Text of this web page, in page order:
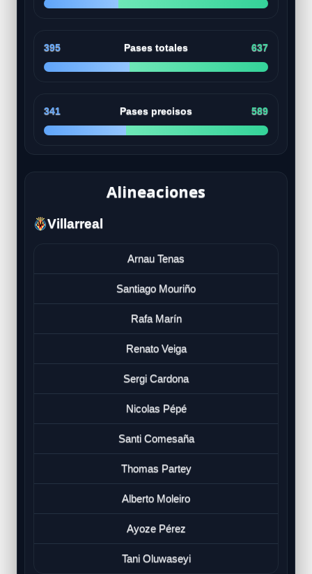
395 Pases totales 637
341 Pases precisos 589
Alineaciones
Villarreal
Arnau Tenas
Santiago Mouriño
Rafa Marín
Renato Veiga
Sergi Cardona
Nicolas Pépé
Santi Comesaña
Thomas Partey
Alberto Moleiro
Ayoze Pérez
Tani Oluwaseyi